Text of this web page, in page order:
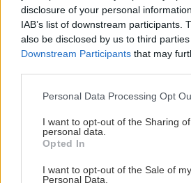
disclosure of your personal
IAB’s list of downstream participants.
also be disclosed by us to third
Downstream Participants that may
Please note that this website/app
not limited to your visit or usage
grant or deny consent to Google and
use your data for below specified
consent section.
Personal Data Processing Opt
I want to opt-out of the Sharing
personal data.
Opted In
I want to opt-out of the Sale of my
Personal Data.
ενός τυπικού κτιρίου
τραπεζάκια του απλωμένα
μωσαϊκό, αλλά ό,τι και να
αναπληρώνει σε γεύση ό,τι δεν
συγκλονιστικό pho με
αν προτιμάς), αλλά και το
με ζωμό γαρίδας, fishcake, δύο